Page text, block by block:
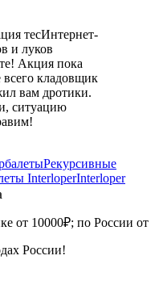
тесИнтернет-
и луков
Акция пока
всего кладовщик
вам дротики.
ситуацию
Рекурсивные
InterloperInterloper
от 10000₽; по России от
России!